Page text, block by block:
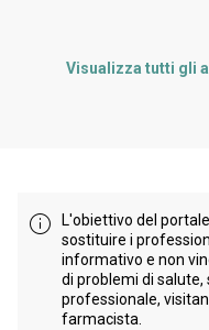
Visualizza tutti gli
L'obiettivo del
sostituire i
informativo e non
di problemi di salute,
professionale,
farmacista.